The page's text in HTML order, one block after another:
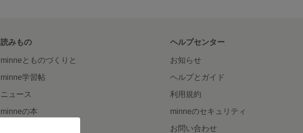
読みもの
minneとものづくりと
minne学習帖
ニュース
minneの本
ヘルプセンター
お知らせ
ヘルプとガイド
利用規約
minneのセキュリティ
お問い合わせ